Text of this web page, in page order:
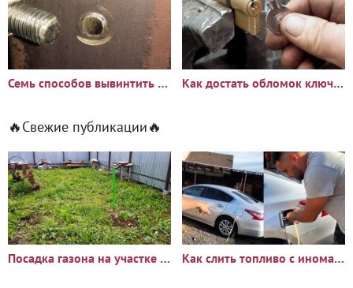
Семь способов вывинтить сломанный болт или шпильку Как достать обломок ключа из замка
🔥Свежие публикации🔥
Посадка газона на участке с сорняками: опыт и результаты Как слить топливо с иномарки через горловину бака